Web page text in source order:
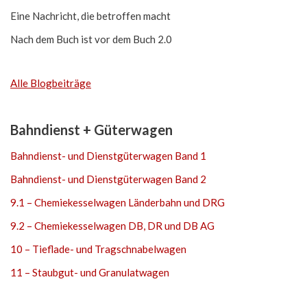
Eine Nachricht, die betroffen macht
Nach dem Buch ist vor dem Buch 2.0
Alle Blogbeiträge
Bahndienst + Güterwagen
Bahndienst- und Dienstgüterwagen Band 1
Bahndienst- und Dienstgüterwagen Band 2
9.1 – Chemiekesselwagen Länderbahn und DRG
9.2 – Chemiekesselwagen DB, DR und DB AG
10 – Tieflade- und Tragschnabelwagen
11 – Staubgut- und Granulatwagen